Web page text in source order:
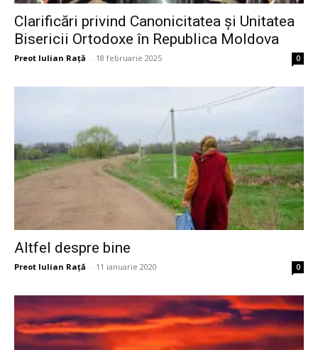
Clarificări privind Canonicitatea și Unitatea
Bisericii Ortodoxe în Republica Moldova
Preot Iulian Raţă - 18 februarie 2025 0
Altfel despre bine
Preot Iulian Raţă - 11 ianuarie 2020 0